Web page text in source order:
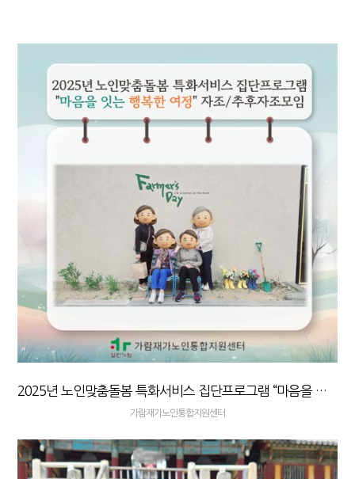
2025년 노인맞춤돌봄 특화서비스 집단프로그램 “마음을 잇는 행복한 여정” 자조/추후자조모임
가람재가노인통합지원센터